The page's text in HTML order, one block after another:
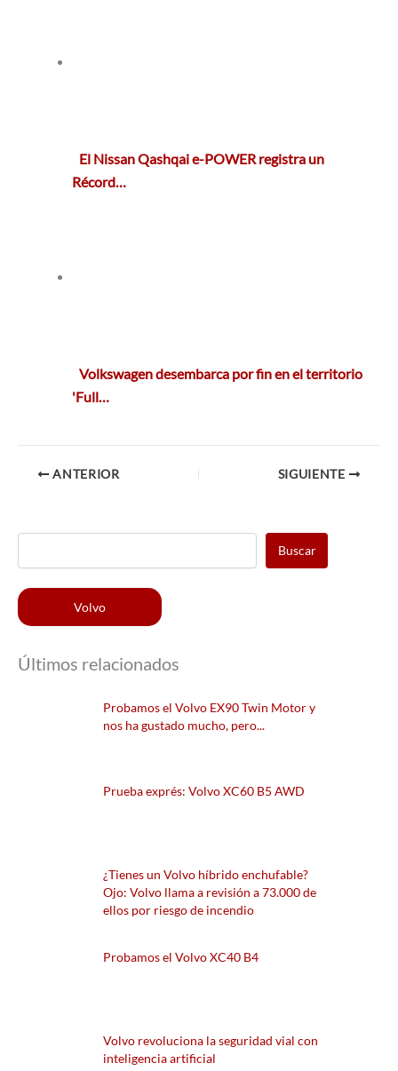
El Nissan Qashqai e-POWER registra un
Récord…
Volkswagen desembarca por fin en el territorio
'Full…
ANTERIOR SIGUIENTE
Buscar
Volvo
Últimos relacionados
Probamos el Volvo EX90 Twin Motor y
nos ha gustado mucho, pero...
Prueba exprés: Volvo XC60 B5 AWD
¿Tienes un Volvo híbrido enchufable?
Ojo: Volvo llama a revisión a 73.000 de
ellos por riesgo de incendio
Probamos el Volvo XC40 B4
Volvo revoluciona la seguridad vial con
inteligencia artificial